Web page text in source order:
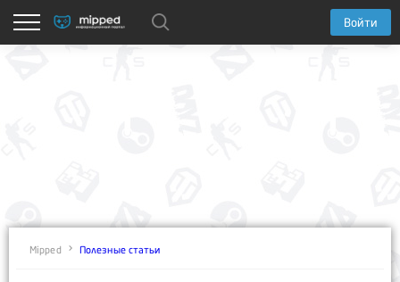
Войти
Mipped Полезные статьи